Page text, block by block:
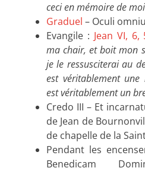
ceci en mémoire de
Graduel – Oculi
Evangile : Jean VI, 6,
ma chair, et boit mon
je le ressusciterai au
est véritablement
est véritablement un
Credo III – Et
de Jean de
de chapelle de la
Pendant les
Benedicam